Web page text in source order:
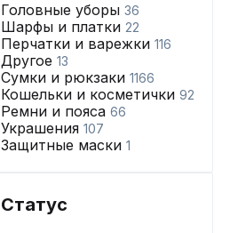
Головные уборы 36
Шарфы и платки 22
Перчатки и варежки 116
Другое 13
Сумки и рюкзаки 1166
Кошельки и косметички 92
Ремни и пояса 66
Украшения 107
Защитные маски 1
Статус